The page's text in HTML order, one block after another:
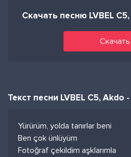
Скачать песню LVBEL
Скачать
Текст песни LVBEL C5, Akdo
Yürürüm, yolda tanırlar beni
Ben çok ünlüyüm
Fotoğraf çekildim aşklarımla